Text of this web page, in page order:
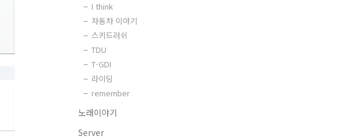
I think
자동차 이야기
스키드러쉬
TDU
T-GDI
라이딩
remember
노래이야기
Server